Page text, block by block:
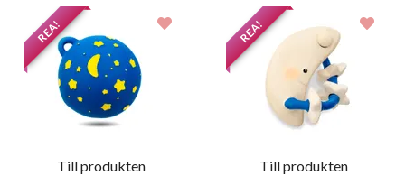
REA!
Till produkten
REA!
Till produkten